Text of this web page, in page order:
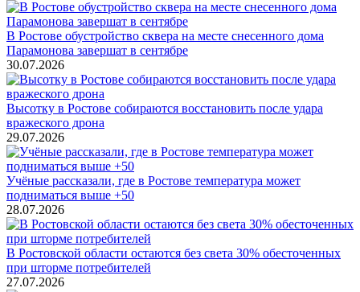
В Ростове обустройство сквера на месте снесенного дома
Парамонова завершат в сентябре
30.07.2026
Высотку в Ростове собираются восстановить после удара
вражеского дрона
29.07.2026
Учёные рассказали, где в Ростове температура может
подниматься выше +50
28.07.2026
В Ростовской области остаются без света 30% обесточенных
при шторме потребителей
27.07.2026